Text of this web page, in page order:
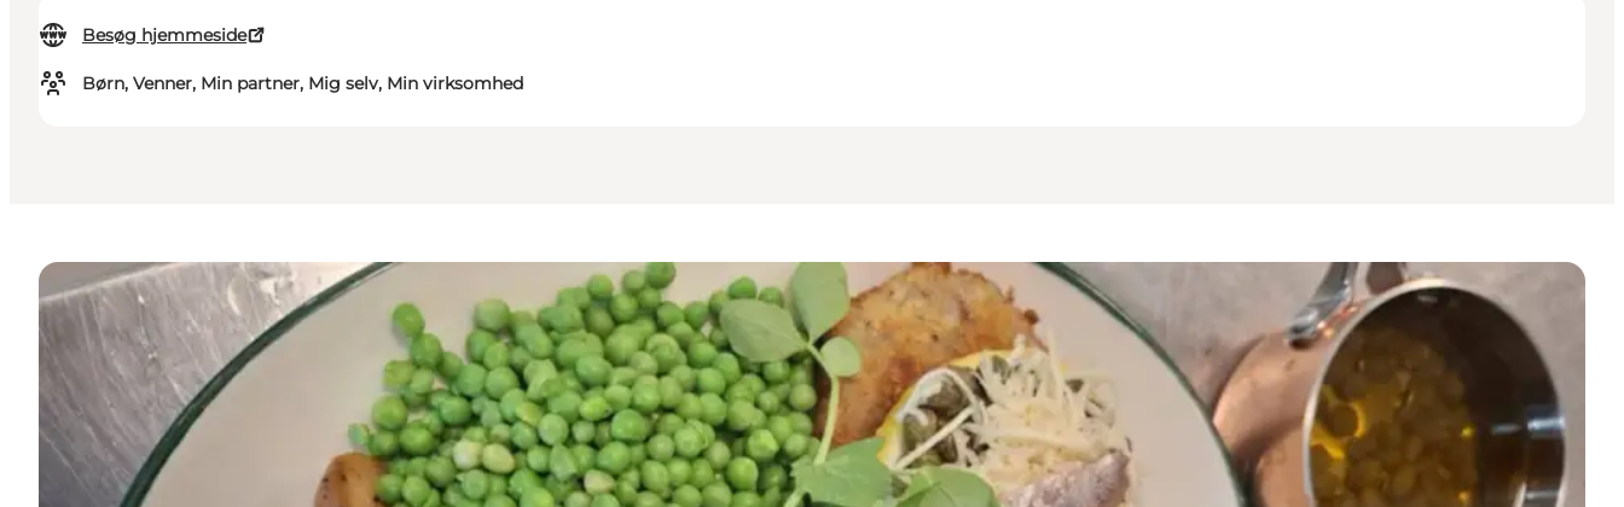
Besøg hjemmeside
Børn, Venner, Min partner, Mig selv, Min virksomhed